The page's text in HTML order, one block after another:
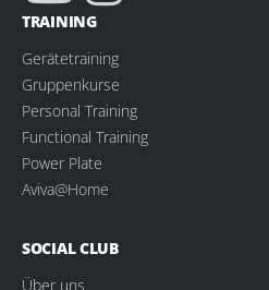
TRAINING
Gerätetraining
Gruppenkurse
Personal Training
Functional Training
Power Plate
Aviva@Home
SOCIAL CLUB
Über uns